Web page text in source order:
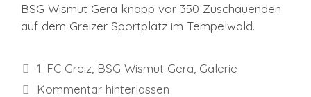
BSG Wismut Gera knapp vor 350 Zuschauenden
auf dem Greizer Sportplatz im Tempelwald.
Kategorien
1. FC Greiz BSG Wismut Gera Galerie
Kommentar hinterlassen